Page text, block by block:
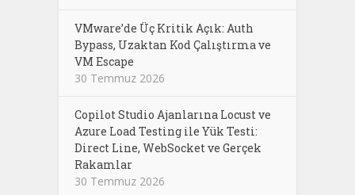
VMware’de Üç Kritik Açık: Auth
Bypass, Uzaktan Kod Çalıştırma ve
VM Escape
30 Temmuz 2026
Copilot Studio Ajanlarına Locust ve
Azure Load Testing ile Yük Testi:
Direct Line, WebSocket ve Gerçek
Rakamlar
30 Temmuz 2026